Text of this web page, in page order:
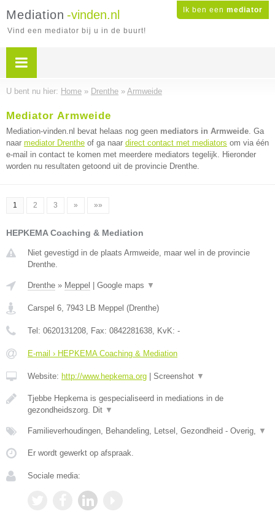
Ik ben een mediator
Mediation -vinden.nl
Vind een mediator bij u in de buurt!
U bent nu hier: Home » Drenthe » Armweide
Mediator Armweide
Mediation-vinden.nl bevat helaas nog geen mediators in Armweide. Ga
naar mediator Drenthe of ga naar direct contact met mediators om via één
e-mail in contact te komen met meerdere mediators tegelijk. Hieronder
worden nu resultaten getoond uit de provincie Drenthe.
1 2 3 » »»
HEPKEMA Coaching & Mediation
Niet gevestigd in de plaats Armweide, maar wel in de provincie
Drenthe.
Drenthe » Meppel Google maps ▼
Carspel 6, 7943 LB Meppel (Drenthe)
Tel: 0620131208, Fax: 0842281638, KvK: -
E-mail › HEPKEMA Coaching & Mediation
Website: http://www.hepkema.org Screenshot ▼
Tjebbe Hepkema is gespecialiseerd in mediations in de
gezondheidszorg. Dit ▼
Familieverhoudingen, Behandeling, Letsel, Gezondheid - Overig, ▼
Er wordt gewerkt op afspraak.
Sociale media: